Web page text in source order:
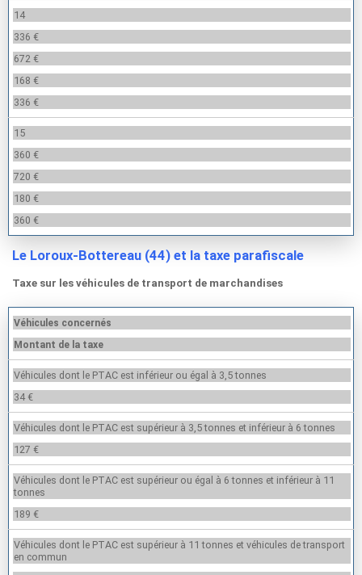
14
336 €
672 €
168 €
336 €
15
360 €
720 €
180 €
360 €
Le Loroux-Bottereau (44) et la taxe parafiscale
Taxe sur les véhicules de transport de marchandises
Véhicules concernés
Montant de la taxe
Véhicules dont le PTAC est inférieur ou égal à 3,5 tonnes
34 €
Véhicules dont le PTAC est supérieur à 3,5 tonnes et inférieur à 6 tonnes
127 €
Véhicules dont le PTAC est supérieur ou égal à 6 tonnes et inférieur à 11
tonnes
189 €
Véhicules dont le PTAC est supérieur à 11 tonnes et véhicules de transport
en commun